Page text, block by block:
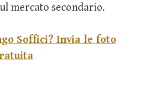
mercato secondario.
Soffici? Invia le foto